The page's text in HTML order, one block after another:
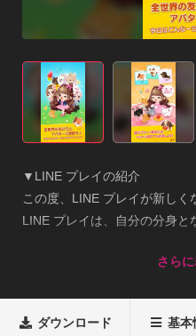
▼LINE プレイの紹介
この度、LINE プレイが新しく
LINE プレイは、自分の分身と
むことができるアバターコミ
さら
ダウンロード 基本